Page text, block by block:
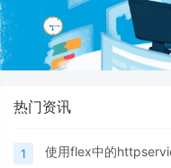
热门资讯
1 使用flex中的